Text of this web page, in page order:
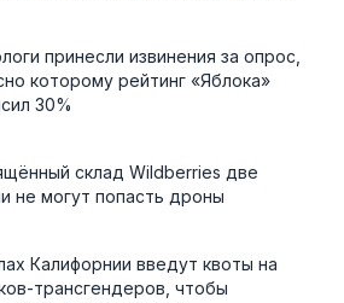
принесли извинения за опрос,
которому рейтинг «Яблока»
30%
склад Wildberries две
не могут попасть дроны
Калифорнии введут квоты на
трансгендеров, чтобы